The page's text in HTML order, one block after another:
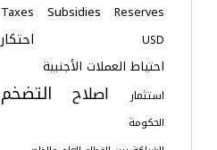
Reserves
Subsidies
Taxes
USD احتكار
احتياط العملات الأجنبية
استثمار اصلاح التضخم
الحكومة